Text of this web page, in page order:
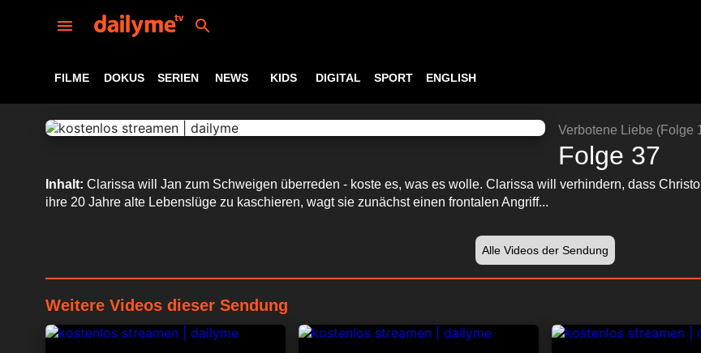
FILME DOKUS SERIEN NEWS KIDS DIGITAL SPORT ENGLISH
ABSPIELEN 23:51
Verbotene Liebe (Folge
Folge 37
Inhalt: Clarissa will Jan zum Schweigen überreden - koste es, was es wolle. Clarissa will verhindern, dass
ihre 20 Jahre alte Lebenslüge zu kaschieren, wagt sie zunächst einen frontalen Angriff...
Alle Videos der Sendung
Weitere Videos dieser Sendung